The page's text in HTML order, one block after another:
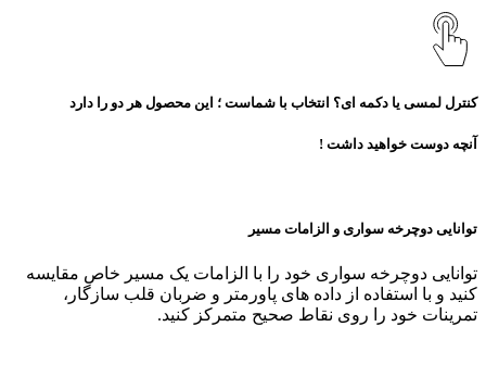
کنترل لمسی یا دکمه ای؟ انتخاب با شماست ؛ این محصول هر دو را دارد
آنچه دوست خواهید داشت !
توانایی دوچرخه‌ سواری و الزامات مسیر
توانایی دوچرخه‌ سواری خود را با الزامات یک مسیر خاص مقایسه
کنید و با استفاده از داده‌ های پاورمتر و ضربان قلب سازگار،
تمرینات خود را روی نقاط صحیح متمرکز کنید.